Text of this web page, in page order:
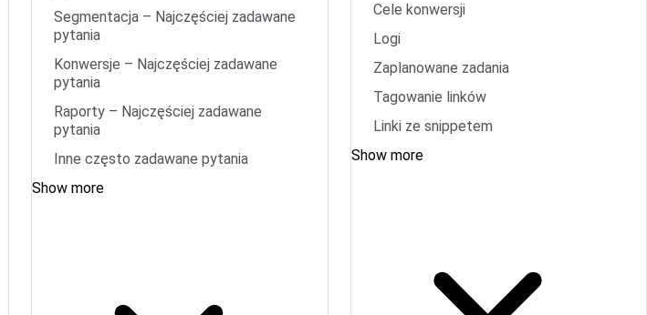
Segmentacja – Najczęściej zadawane
pytania
Konwersje – Najczęściej zadawane
pytania
Raporty – Najczęściej zadawane
pytania
Inne często zadawane pytania
Show more
Cele konwersji
Logi
Zaplanowane zadania
Tagowanie linków
Linki ze snippetem
Show more